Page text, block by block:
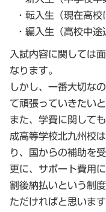
・転入生（現在高
・編入生（高校中
入試内容に関しては
なります。
しかし、一番大切な
て頑張っていきたい
また、学費に関して
成高等学校北九州校
り、国からの補助を
更に、サポート費用
割後納払いという制
ただければと思います